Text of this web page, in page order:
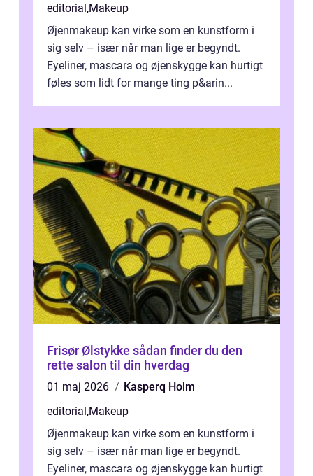
editorial,Makeup
Øjenmakeup kan virke som en kunstform i
sig selv – især når man lige er begyndt.
Eyeliner, mascara og øjenskygge kan hurtigt
føles som lidt for mange ting p&arin...
Frisør Ølstykke sådan finder du den
rette salon til din hverdag
01 maj 2026
Kasperq Holm
editorial,Makeup
Øjenmakeup kan virke som en kunstform i
sig selv – især når man lige er begyndt.
Eyeliner, mascara og øjenskygge kan hurtigt